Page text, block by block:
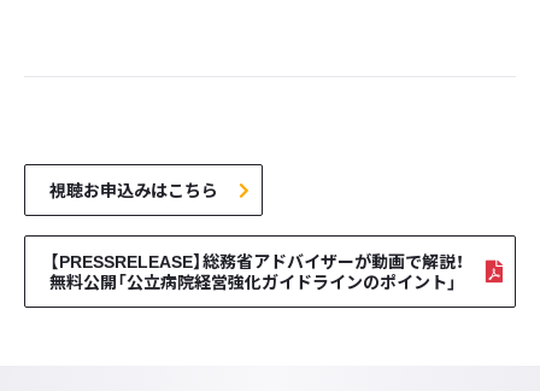
視聴お申込みはこちら
【PRESSRELEASE】総務省アドバイザーが動画で解説！
無料公開「公立病院経営強化ガイドラインのポイント」